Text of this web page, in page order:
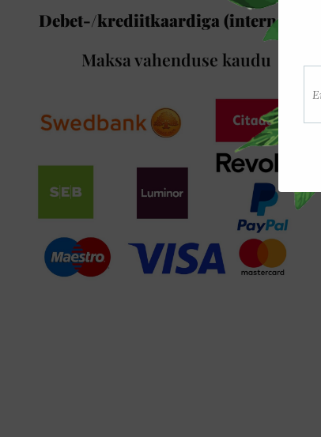
Debet-/krediitkaardiga (internetis)/
Maksa vahenduse kaudu